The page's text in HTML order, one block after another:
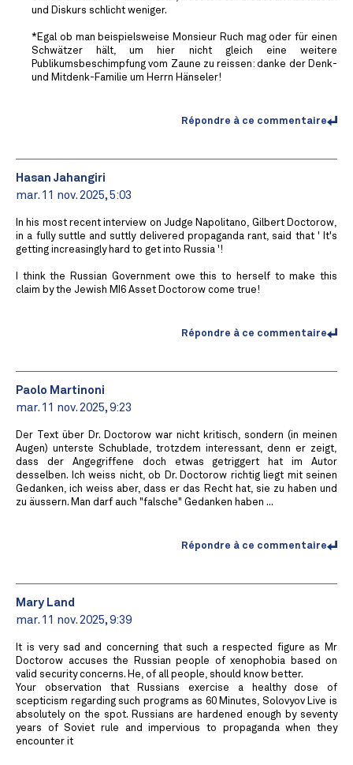
und Diskurs schlicht weniger.
*Egal ob man beispielsweise Monsieur Ruch mag oder für einen
Schwätzer hält, um hier nicht gleich eine weitere
Publikumsbeschimpfung vom Zaune zu reissen: danke der Denk-
und Mitdenk-Familie um Herrn Hänseler!
Répondre à ce commentaire
Hasan Jahangiri
mar. 11 nov. 2025, 5:03
In his most recent interview on Judge Napolitano, Gilbert Doctorow,
in a fully suttle and suttly delivered propaganda rant, said that ' It's
getting increasingly hard to get into Russia '!
I think the Russian Government owe this to herself to make this
claim by the Jewish MI6 Asset Doctorow come true!
Répondre à ce commentaire
Paolo Martinoni
mar. 11 nov. 2025, 9:23
Der Text über Dr. Doctorow war nicht kritisch, sondern (in meinen
Augen) unterste Schublade, trotzdem interessant, denn er zeigt,
dass der Angegriffene doch etwas getriggert hat im Autor
desselben. Ich weiss nicht, ob Dr. Doctorow richtig liegt mit seinen
Gedanken, ich weiss aber, dass er das Recht hat, sie zu haben und
zu äussern. Man darf auch "falsche" Gedanken haben ...
Répondre à ce commentaire
Mary Land
mar. 11 nov. 2025, 9:39
It is very sad and concerning that such a respected figure as Mr
Doctorow accuses the Russian people of xenophobia based on
valid security concerns. He, of all people, should know better.
Your observation that Russians exercise a healthy dose of
scepticism regarding such programs as 60 Minutes, Solovyov Live is
absolutely on the spot. Russians are hardened enough by seventy
years of Soviet rule and impervious to propaganda when they
encounter it